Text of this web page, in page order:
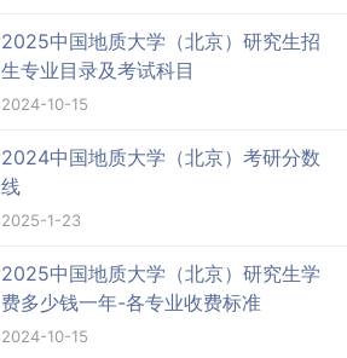
2025中国地质大学（北京）研究生招
生专业目录及考试科目
2024-10-15
2024中国地质大学（北京）考研分数
线
2025-1-23
2025中国地质大学（北京）研究生学
费多少钱一年-各专业收费标准
2024-10-15